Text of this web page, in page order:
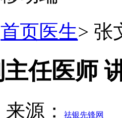
首页医生> 张
主任医师
来源： 祛银先锋网